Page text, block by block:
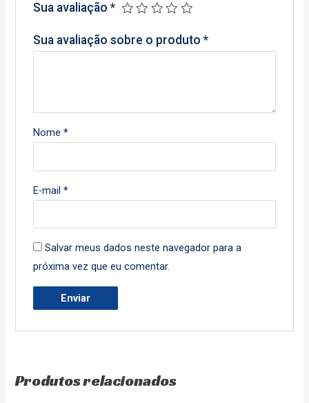
Sua avaliação *
Sua avaliação sobre o produto *
Nome *
E-mail *
Salvar meus dados neste navegador para a
próxima vez que eu comentar.
Produtos relacionados